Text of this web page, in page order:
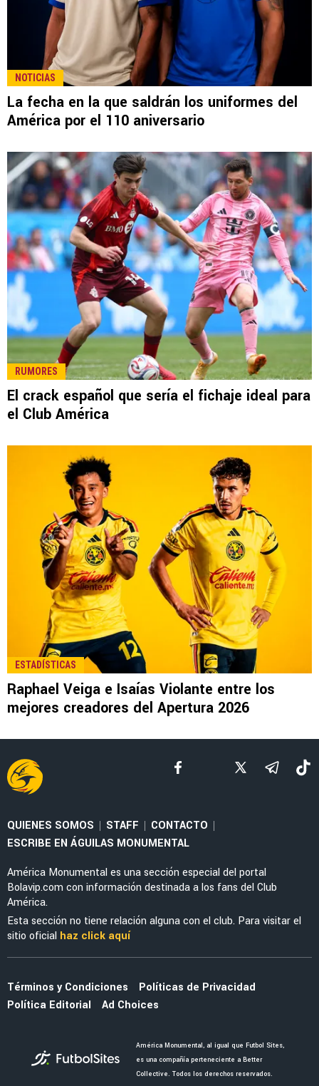
LEE TAMBIÉN
NOTICIAS
La alineación del América de Guillermo
Almada con el refuerzo Óscar Perea